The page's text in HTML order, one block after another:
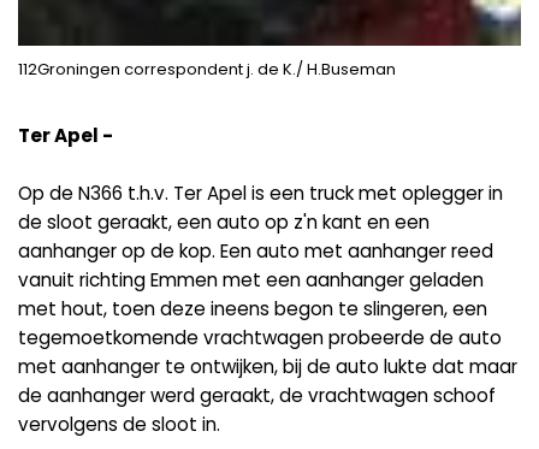
112Groningen correspondent j. de K./ H.Buseman
Ter Apel -
Op de N366 t.h.v. Ter Apel is een truck met oplegger in
de sloot geraakt, een auto op z'n kant en een
aanhanger op de kop. Een auto met aanhanger reed
vanuit richting Emmen met een aanhanger geladen
met hout, toen deze ineens begon te slingeren, een
tegemoetkomende vrachtwagen probeerde de auto
met aanhanger te ontwijken, bij de auto lukte dat maar
de aanhanger werd geraakt, de vrachtwagen schoof
vervolgens de sloot in.